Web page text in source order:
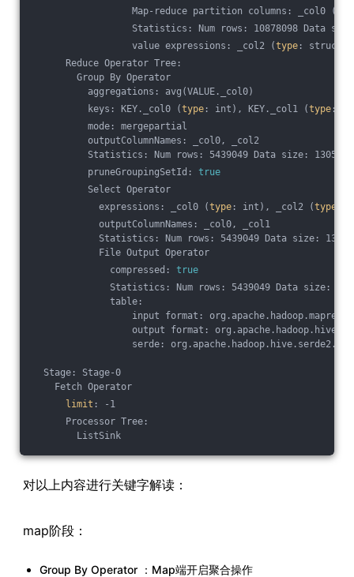
Map-reduce partition columns: _col0 (
Statistics: Num rows: 10878098 Data size:
value expressions: _col2 (type :
Reduce Operator Tree:
Group By Operator
aggregations: avg(VALUE._col0)
keys: KEY._col0 (type : int), KEY._col1 (type :
mode: mergepartial
outputColumnNames: _col0, _col2
Statistics: Num rows: 5439049 Data size: 130537176
pruneGroupingSetId: true
Select Operator
expressions: _col0 (type : int), _col2 (type
outputColumnNames: _col0, _col1
Statistics: Num rows: 5439049 Data size: 130537176
File Output Operator
compressed: true
Statistics: Num rows: 5439049 Data size: 130537176
table:
input format:
output format:
serde:
Stage: Stage-0
Fetch Operator
limit : -1
Processor Tree:
ListSink
对以上内容进行关键字解读：
map阶段：
Group By Operator ：Map端开启聚合操作